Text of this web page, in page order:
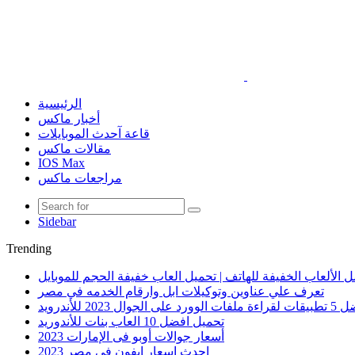
الرئيسية
أخبار ماكس
قاعة آحدث الموبايلات
مقالات ماكس
IOS Max
مراجعات ماكس
Sidebar
Trending
الألعاب الخفيفة للهاتف | تحميل العاب خفيفة الحجم للموبايل
تعرف علي عناوين وتوكيلات ابل وارقام الخدمه في مصر
على الجوال 2023 للأندرويد
تحميل افضل 10 العاب بنات للأندوريد
أسعار جوالات أوبو فى الإمارات 2023
احدث اسعار ايفون في مصر 2023